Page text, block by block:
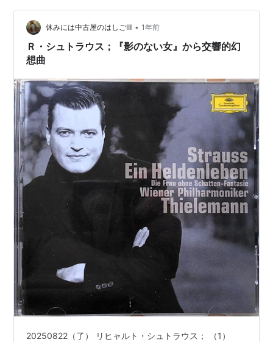
妹、家を継ぐことに偏執する類子、類子の夫と寝てしま
う和子、そして類子の娘千晶と張り合って香取に懸想す
る宇女子という三人の思惑のもつれから目が…
休みには中古屋のはしごⅢ • 1年前
Ｒ・シュトラウス；『影のない女』から交響的幻
想曲
20250822（了） リヒャルト・シュトラウス； （1）